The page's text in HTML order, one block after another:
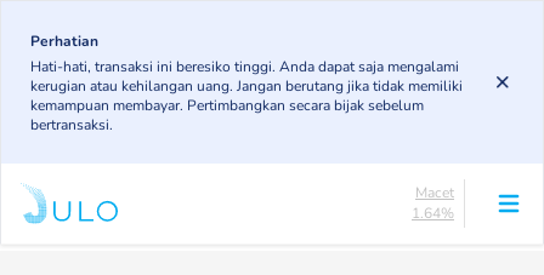
main
content
Perhatian
Hati-hati, transaksi ini beresiko tinggi. Anda dapat saja mengalami
kerugian atau kehilangan uang. Jangan berutang jika tidak memiliki
kemampuan membayar. Pertimbangkan secara bijak sebelum
bertransaksi.
4.92%
KL
4.89%
Macet
1.64%